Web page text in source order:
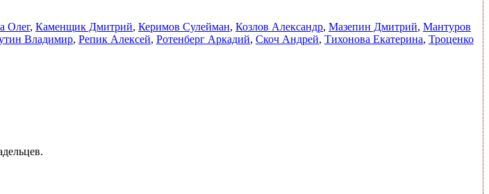
Олег, Каменщик Дмитрий, Керимов Сулейман, Козлов Александр, Мазепин Дмитрий, Мантуров
Владимир, Репик Алексей, Ротенберг Аркадий, Скоч Андрей, Тихонова Екатерина, Троценко